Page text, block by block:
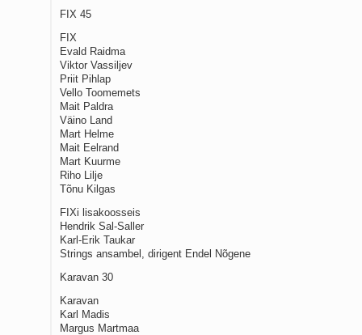
FIX 45
FIX
Evald Raidma
Viktor Vassiljev
Priit Pihlap
Vello Toomemets
Mait Paldra
Väino Land
Mart Helme
Mait Eelrand
Mart Kuurme
Riho Lilje
Tõnu Kilgas
FIXi lisakoosseis
Hendrik Sal-Saller
Karl-Erik Taukar
Strings ansambel, dirigent Endel Nõgene
Karavan 30
Karavan
Karl Madis
Margus Martmaa